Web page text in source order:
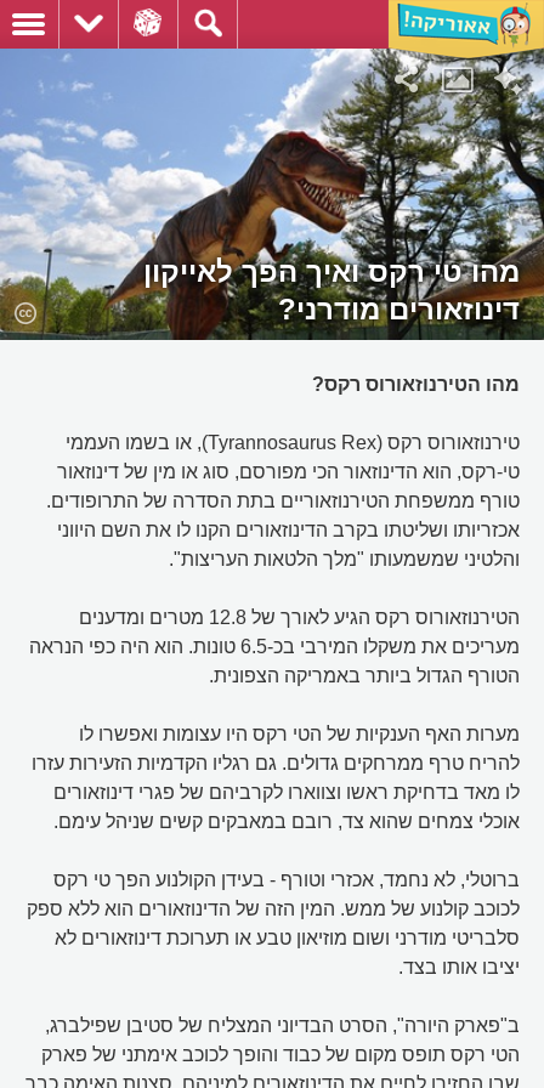
מהו טי רקס ואיך הפך לאייקון
דינוזאורים מודרני?
מהו הטירנוזאורוס רקס?
טירנוזאורוס רקס (Tyrannosaurus Rex), או בשמו העממי
טי-רקס, הוא הדינוזאור הכי מפורסם, סוג או מין של דינוזאור
טורף ממשפחת הטירנוזאוריים בתת הסדרה של התרופודים.
אכזריותו ושליטתו בקרב הדינוזאורים הקנו לו את השם היווני
והלטיני שמשמעותו "מלך הלטאות העריצות".
הטירנוזאורוס רקס הגיע לאורך של 12.8 מטרים ומדענים
מעריכים את משקלו המירבי בכ-6.5 טונות. הוא היה כפי הנראה
הטורף הגדול ביותר באמריקה הצפונית.
מערות האף הענקיות של הטי רקס היו עצומות ואפשרו לו
להריח טרף ממרחקים גדולים. גם רגליו הקדמיות הזעירות עזרו
לו מאד בדחיקת ראשו וצווארו לקרביהם של פגרי דינוזאורים
אוכלי צמחים שהוא צד, רובם במאבקים קשים שניהל עימם.
ברוטלי, לא נחמד, אכזרי וטורף - בעידן הקולנוע הפך טי רקס
לכוכב קולנוע של ממש. המין הזה של הדינוזאורים הוא ללא ספק
סלבריטי מודרני ושום מוזיאון טבע או תערוכת דינוזאורים לא
יציבו אותו בצד.
ב"פארק היורה", הסרט הבדיוני המצליח של סטיבן שפילברג,
הטי רקס תופס מקום של כבוד והופך לכוכב אימתני של פארק
שבו החזירו לחיים את הדינוזאורים למיניהם. סצנות האימה כבר